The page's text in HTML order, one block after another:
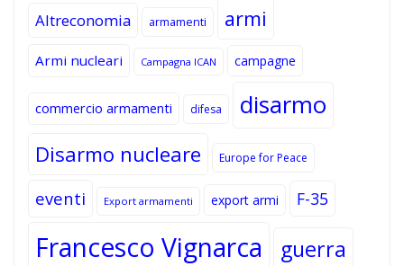
Altreconomia armamenti armi
Armi nucleari Campagna ICAN campagne
commercio armamenti difesa disarmo
Disarmo nucleare Europe for Peace
eventi Export armamenti export armi F-35
Francesco Vignarca guerra